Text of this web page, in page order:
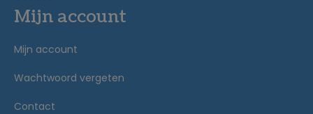
Mijn account
Mijn account
Wachtwoord vergeten
Contact